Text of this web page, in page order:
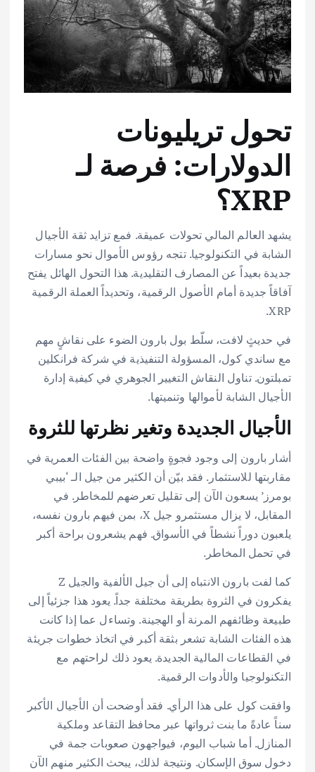
تحول تريليونات
الدولارات: فرصة لـ
XRP؟
يشهد العالم المالي تحولات عميقة. فمع تزايد ثقة الأجيال
الشابة في التكنولوجيا. تتجه رؤوس الأموال نحو مسارات
جديدة بعيداً عن المصارف التقليدية. هذا التحول الهائل يفتح
آفاقاً جديدة أمام الأصول الرقمية، وتحديداً العملة الرقمية
XRP.
في حديثٍ لافت، سلّط بول بارون الضوء على نقاشٍ مهم
مع ساندي كول، المسؤولة التنفيذية في شركة فرانكلين
تمبلتون. تناول النقاش التغيير الجوهري في كيفية إدارة
الأجيال الشابة لأموالها وتنميتها.
الأجيال الجديدة وتغير نظرتها للثروة
أشار بارون إلى وجود فجوةٍ واضحة بين الفئات العمرية في
مقاربتها للاستثمار. فقد بيّن أن الكثير من جيل الـ ‘بيبي
بومرز’ يسعون الآن إلى تقليل تعرضهم للمخاطر. في
المقابل، لا يزال مستثمرو جيل X، بمن فيهم بارون نفسه،
يلعبون دوراً نشطاً في الأسواق. فهم يشعرون براحة أكبر
في تحمل المخاطر.
كما لفت بارون الانتباه إلى أن جيل الألفية والجيل Z
يفكرون في الثروة بطريقة مختلفة جداً. يعود هذا جزئياً إلى
طبيعة وظائفهم المرنة أو الهجينة. وتساءل عما إذا كانت
هذه الفئات الشابة تشعر بثقة أكبر في اتخاذ خطوات جريئة
في القطاعات المالية الجديدة. يعود ذلك لراحتهم مع
التكنولوجيا والأدوات الرقمية.
وافقت كول على هذا الرأي. فقد أوضحت أن الأجيال الأكبر
سناً عادةً ما بنت ثرواتها عبر محافظ التقاعد وملكية
المنازل. أما شباب اليوم، فيواجهون صعوبات جمة في
دخول سوق الإسكان. ونتيجة لذلك، يبحث الكثير منهم الآن